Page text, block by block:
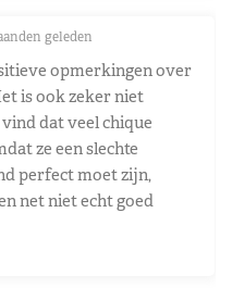
geleden
opmerkingen over
is ook zeker niet
dat veel chique
ze een slechte
perfect moet zijn,
net niet echt goed